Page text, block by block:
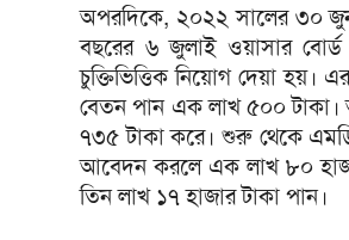
অপরদিকে, ২০২২ সালের ৩০
বছরের ৬ জুলাই ওয়াসার
চুক্তিভিত্তিক নিয়োগ দেয়া হয়।
বেতন পান এক লাখ ৫০০ টাকা।
৭৩৫ টাকা করে। শুরু থেকে
আবেদন করলে এক লাখ ৮০
তিন লাখ ১৭ হাজার টাকা পান।